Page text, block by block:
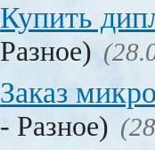
Купить
Разное)
Заказ
- Разное)